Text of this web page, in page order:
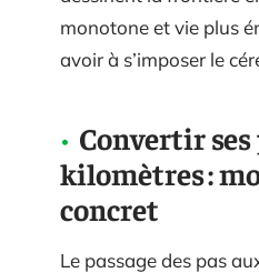
monotone et vie plus
avoir à s’imposer le
Convertir ses
kilomètres :
concret
Le passage des pas